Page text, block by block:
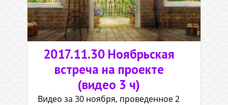
2017.11.30 Ноябрьская
встреча на проекте
(видео 3 ч)
Видео за 30 ноября, проведенное 2